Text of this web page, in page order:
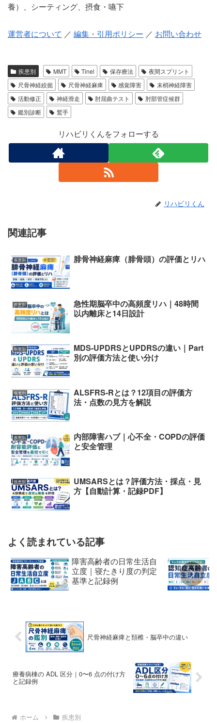
養）、シーティング、摂食・嚥下
運営者について ／ 編集・引用ポリシー ／ お問い合わせ
疾患別 MMT Tinel 保存療法
夜間スプリント
尺骨神経絞扼
尺骨神経麻痺 感覚障害
末梢神経障害
活動修正
神経滑走 肘屈曲テスト
肘部管症候群
鑑別診断
鷲手
リハビリくんをフォローする
リハビリくん
関連記事
疾患別 腓骨神経麻痺（腓骨頭）の評価とリハ
疾患別
急性期脳卒中の高頻度リハ｜48時間
以内離床と14日設計
疾患別
MDS-UPDRSとUPDRSの違い｜Part
別の評価方法と使い分け
疾患別
ALSFRS-Rとは？12項目の評価方
法・点数の見方を解説
疾患別
内部障害ハブ｜心不全・COPDの評価
と安全管理
疾患別
UMSARSとは？評価方法・採点・見
方【自動計算・記録PDF】
よく読まれている記事
障害高齢者の日常生活自
立度｜寝たきり度の判定
基準と記録例
尺骨神経麻痺と頚椎・脳卒中の違い
療養病棟の ADL 区分｜0〜6 点の付け方
と記録例
ホーム 疾患別